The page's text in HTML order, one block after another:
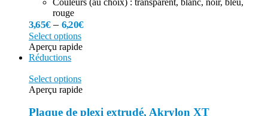
rouge
3,65€–6,20€
Select options
Aperçu rapide
Réductions
Select options
Aperçu rapide
Plaque de plexi extrudé, Akrylon XT